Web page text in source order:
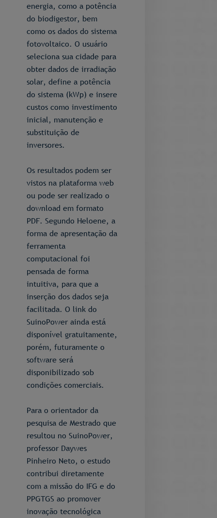
energia, como a potência
do biodigestor, bem
como os dados do sistema
fotovoltaico. O usuário
seleciona sua cidade para
obter dados de irradiação
solar, define a potência
do sistema (kWp) e insere
custos como investimento
inicial, manutenção e
substituição de
inversores.
Os resultados podem ser
vistos na plataforma web
ou pode ser realizado o
download em formato
PDF. Segundo Heloene, a
forma de apresentação da
ferramenta
computacional foi
pensada de forma
intuitiva, para que a
inserção dos dados seja
facilitada. O link do
SuinoPower ainda está
disponível gratuitamente,
porém, futuramente o
software será
disponibilizado sob
condições comerciais.
Para o orientador da
pesquisa de Mestrado que
resultou no SuinoPower,
professor Daywes
Pinheiro Neto, o estudo
contribui diretamente
com a missão do IFG e do
PPGTGS ao promover
inovação tecnológica